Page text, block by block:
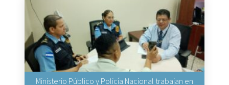
Ministerio Público y Policía Nacional trabajan en